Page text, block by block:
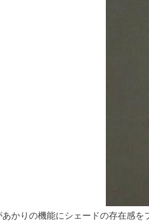
あかりの機能にシェードの存在感